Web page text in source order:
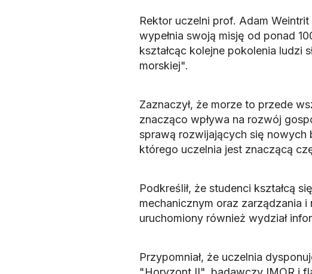
Rektor uczelni prof. Adam
wypełnia swoją misję od ponad
kształcąc kolejne pokolenia ludzi
morskiej".
Zaznaczył, że morze to przede
znacząco wpływa na rozwój
sprawą rozwijających się nowych
którego uczelnia jest znaczącą
Podkreślił, że studenci kształcą
mechanicznym oraz zarządzania
uruchomiony również wydział
Przypomniał, że uczelnia